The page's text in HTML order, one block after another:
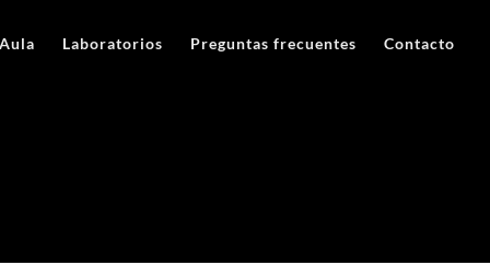
Aula Laboratorios Preguntas frecuentes Contacto